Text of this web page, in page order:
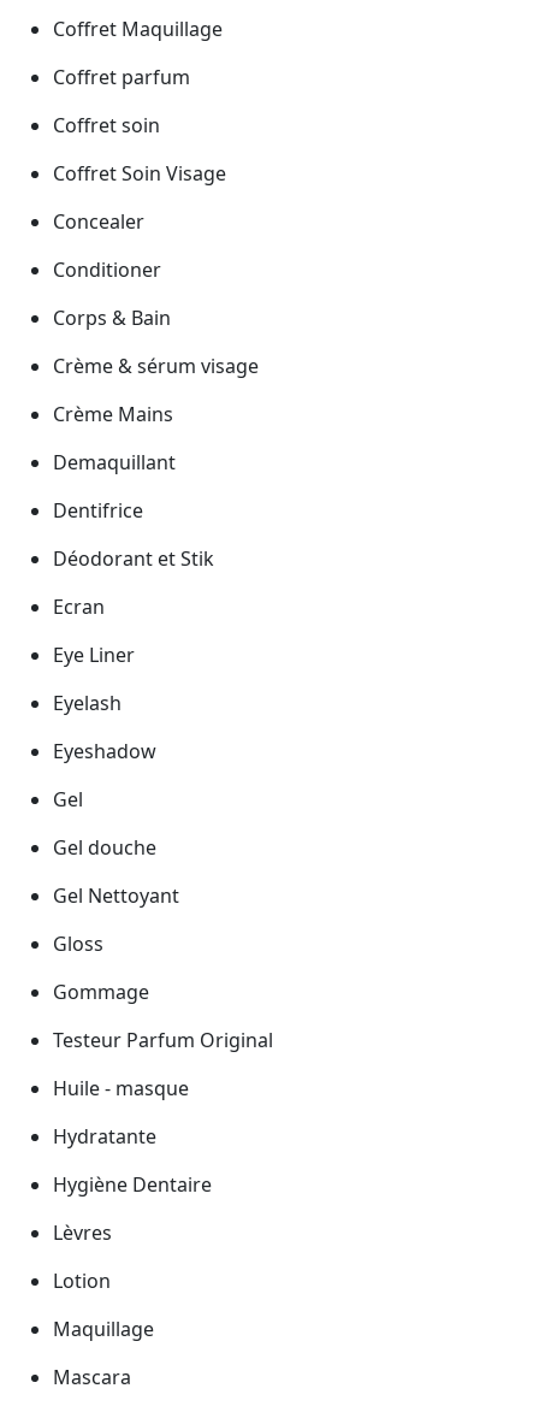
Coffret Maquillage
Coffret parfum
Coffret soin
Coffret Soin Visage
Concealer
Conditioner
Corps & Bain
Crème & sérum visage
Crème Mains
Demaquillant
Dentifrice
Déodorant et Stik
Ecran
Eye Liner
Eyelash
Eyeshadow
Gel
Gel douche
Gel Nettoyant
Gloss
Gommage
Testeur Parfum Original
Huile - masque
Hydratante
Hygiène Dentaire
Lèvres
Lotion
Maquillage
Mascara